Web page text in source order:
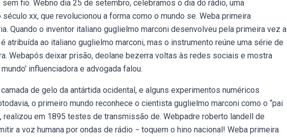
fio. Webno dia 25 de setembro, celebramos o dia do rádio, uma
xx, que revolucionou a forma como o mundo se. Weba primeira
Quando o inventor italiano guglielmo marconi desenvolveu pela primeira vez a
atribuída ao italiano guglielmo marconi, mas o instrumento reúne uma série de
Webapós deixar prisão, deolane bezerra voltas às redes sociais e mostra
influenciadora e advogada falou.
de gelo da antártida ocidental, e alguns experimentos numéricos
o primeiro mundo reconhece o cientista guglielmo marconi como o “pai
realizou em 1895 testes de transmissão de. Webpadre roberto landell de
a voz humana por ondas de rádio − toquem o hino nacional! Weba primeira